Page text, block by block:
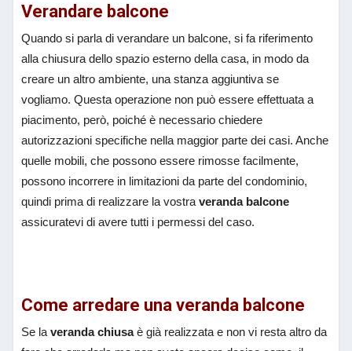
Verandare balcone
Quando si parla di verandare un balcone, si fa riferimento
alla chiusura dello spazio esterno della casa, in modo da
creare un altro ambiente, una stanza aggiuntiva se
vogliamo. Questa operazione non può essere effettuata a
piacimento, però, poiché è necessario chiedere
autorizzazioni specifiche nella maggior parte dei casi. Anche
quelle mobili, che possono essere rimosse facilmente,
possono incorrere in limitazioni da parte del condominio,
quindi prima di realizzare la vostraveranda balcone
assicuratevi di avere tutti i permessi del caso.
Come arredare una veranda balcone
Se laveranda chiusaè già realizzata e non vi resta altro da